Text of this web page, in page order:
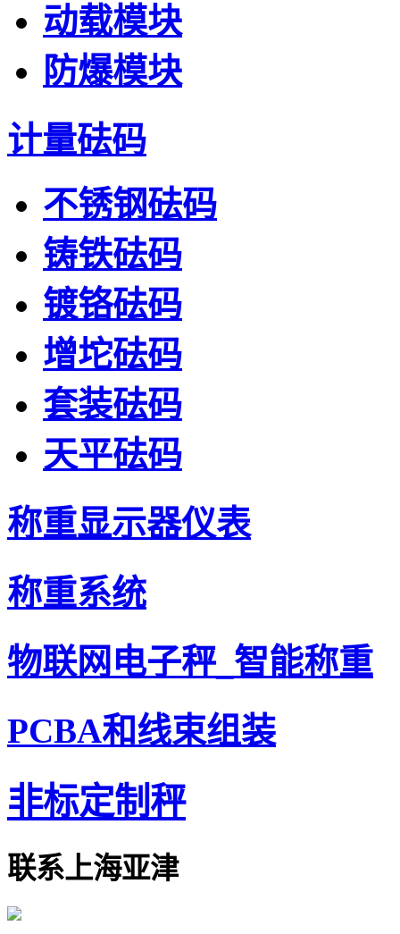
动载模块
防爆模块
计量砝码
不锈钢砝码
铸铁砝码
镀铬砝码
增坨砝码
套装砝码
天平砝码
称重显示器仪表
称重系统
物联网电子秤_智能称重
PCBA和线束组装
非标定制秤
联系上海亚津